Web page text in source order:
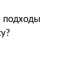
подходы